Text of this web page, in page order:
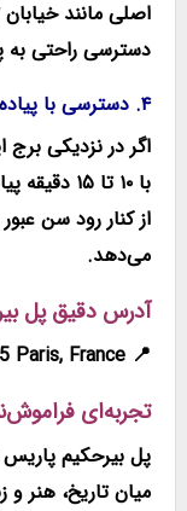
اصلی مانندخیابان Quai Branly
دسترسی راحتی به
۴. دسترسی با پیاده‌روی
اگر در نزدیکی برج
با ۱۰ تا ۱۵ دقیقه پیاده‌روی
از کنار رود سن
می‌دهد.
آدرس دقیق پل
📍
Paris, France
تجربه‌ای
پل بیرحکیم
میانتاریخ، هنر و